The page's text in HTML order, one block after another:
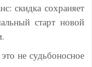
скидка сохраняет
старт новой
не судьбоносное